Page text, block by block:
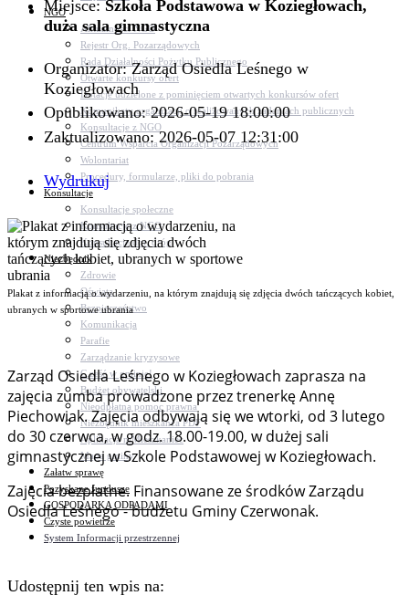
NGO
Aktualności NGO
Rejestr Org. Pozarządowych
Rada Działalności Pożytku Publicznego
Otwarte konkursy ofert
Dotacje udzielone z pominięciem otwartych konkursów ofert
Komunikaty organizacji o realizowanych zadaniach publicznych
Konsultacje z NGO
Centrum Wsparcia Organizacji Pozarządowych
Wolontariat
Procedury, formularze, pliki do pobrania
Konsultacje
Konsultacje społeczne
Konsultacje z NGO
Konsultacje dot. dróg
Niezbędnik
Zdrowie
Oświata
Bezpieczeństwo
Komunikacja
Parafie
Zarządzanie kryzysowe
C.ześć w gminie!
Budżet obywatelski
Nieodpłatna pomoc prawna
Niezbędnik mieszkańca PDF
Aplikacja mMieszkaniec
Mapa gminy
Załatw sprawę
Pozyskane fundusze
GOSPODARKA ODPADAMI
Czyste powietrze
System Informacji przestrzennej
Miejsce:Szkoła Podstawowa w Koziegłowach,
duża sala gimnastyczna
Organizator: Zarząd Osiedla Leśnego w
Koziegłowach
Opublikowano: 2026-05-19 18:00:00
Zaktualizowano: 2026-05-07 12:31:00
Wydrukuj
Plakat z informacją o wydarzeniu, na którym znajdują się zdjęcia dwóch tańczących kobiet,
ubranych w sportowe ubrania
Zarząd Osiedla Leśnego w Koziegłowach zaprasza na
zajęcia zumba prowadzone przez trenerkę Annę
Piechowiak. Zajęcia odbywają się we wtorki, od 3 lutego
do 30 czerwca, w godz. 18.00-19.00, w dużej sali
gimnastycznej w Szkole Podstawowej w Koziegłowach.
Zajęcia bezpłatne. Finansowane ze środków Zarządu
Osiedla Leśnego - budżetu Gminy Czerwonak.
Udostępnij ten wpis na: